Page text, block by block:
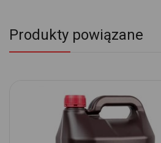
Produkty powiązane